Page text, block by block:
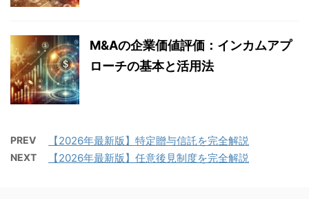
M&Aの企業価値評価：インカムアプ
ローチの基本と活用法
PREV 【2026年最新版】特定贈与信託を完全解説
NEXT 【2026年最新版】任意後見制度を完全解説